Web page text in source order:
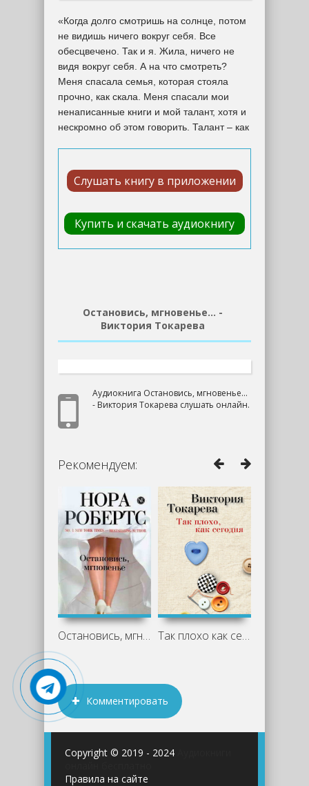
«Когда долго смотришь на солнце, потом
не видишь ничего вокруг себя. Все
обесцвечено. Так и я. Жила, ничего не
видя вокруг себя. А на что смотреть?
Меня спасала семья, которая стояла
прочно, как скала. Меня спасали мои
ненаписанные книги и мой талант, хотя и
нескромно об этом говорить. Талант – как
Слушать книгу в приложении
Купить и скачать аудиокнигу
Остановись, мгновенье… -
Виктория Токарева
Аудиокнига Остановись, мгновенье…
- Виктория Токарева слушать онлайн.
Рекомендуем:
Остановись, мгновенье - Нора Робертс Так плохо как сегодня - Виктория
Комментировать
Copyright © 2019 - 2024
Правила на сайте